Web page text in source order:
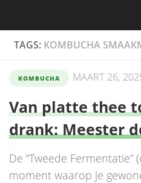
TAGS: KOMBUCHA
KOMBUCHA MAART 26,
Van platte thee
drank: Meester
De “Tweede Fermentatie”
moment waarop je